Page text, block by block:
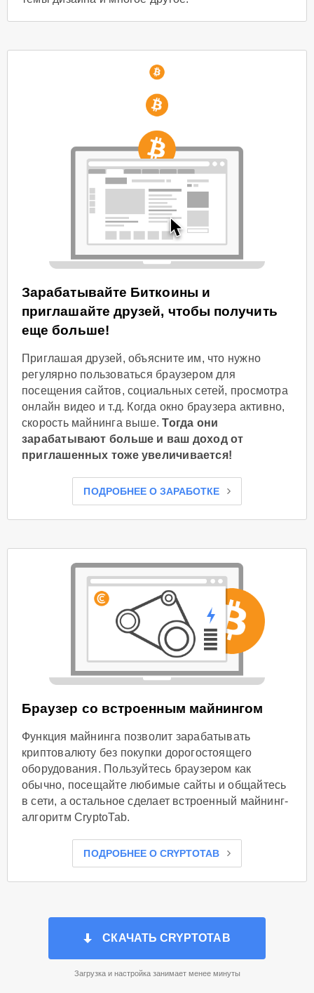
Зарабатывайте Биткоины и
приглашайте друзей, чтобы получить
еще больше!
Приглашая друзей, объясните им, что нужно
регулярно пользоваться браузером для
посещения сайтов, социальных сетей, просмотра
онлайн видео и т.д. Когда окно браузера активно,
скорость майнинга выше.Тогда они
зарабатывают больше и ваш доход от
приглашенных тоже увеличивается!
ПОДРОБНЕЕ О ЗАРАБОТКЕ
Браузер со встроенным майнингом
Функция майнинга позволит зарабатывать
криптовалюту без покупки дорогостоящего
оборудования. Пользуйтесь браузером как
обычно, посещайте любимые сайты и общайтесь
в сети, а остальное сделает встроенный майнинг-
алгоритм CryptoTab.
ПОДРОБНЕЕ О CRYPTOTAB
СКАЧАТЬ CRYPTOTAB
Загрузка и настройка занимает менее минуты